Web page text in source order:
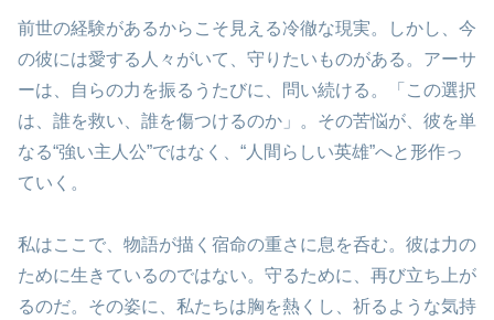
前世の経験があるからこそ見える冷徹な現実。しかし、今
の彼には愛する人々がいて、守りたいものがある。アーサ
ーは、自らの力を振るうたびに、問い続ける。「この選択
は、誰を救い、誰を傷つけるのか」。その苦悩が、彼を単
なる“強い主人公”ではなく、“人間らしい英雄”へと形作っ
ていく。
私はここで、物語が描く宿命の重さに息を呑む。彼は力の
ために生きているのではない。守るために、再び立ち上が
るのだ。その姿に、私たちは胸を熱くし、祈るような気持